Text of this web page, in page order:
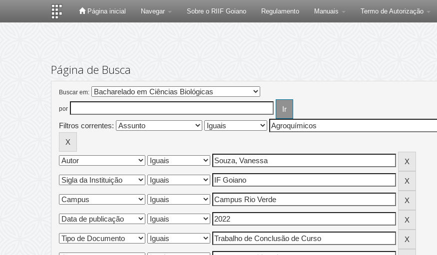
Página inicial Navegar Sobre o RIIF Goiano Regulamento Manuais Termo de Autorização
Página de Busca
Buscar em:
por
Filtros correntes: